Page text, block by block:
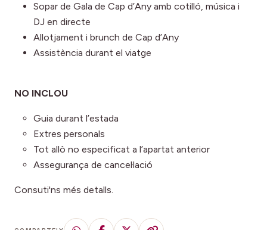
Sopar de Gala de Cap d’Any amb cotilló, música i
DJ en directe
Allotjament i brunch de Cap d’Any
Assistència durant el viatge
NO INCLOU
Guia durant l’estada
Extres personals
Tot allò no especificat a l’apartat anterior
Assegurança de cancel·lació
Consuti'ns més detalls.